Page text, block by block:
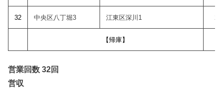
32 中央区八丁堀3 江東区深川1
【帰庫】
営業回数 32回
営収